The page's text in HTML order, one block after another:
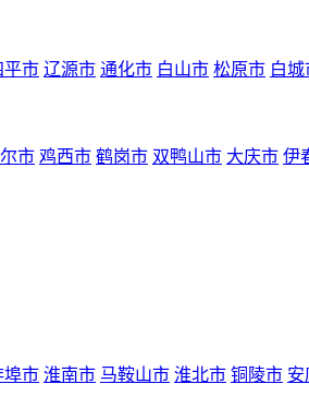
平市 辽源市 通化市 白山市 松原市 白城
市 鸡西市 鹤岗市 双鸭山市 大庆市 伊
埠市 淮南市 马鞍山市 淮北市 铜陵市 安